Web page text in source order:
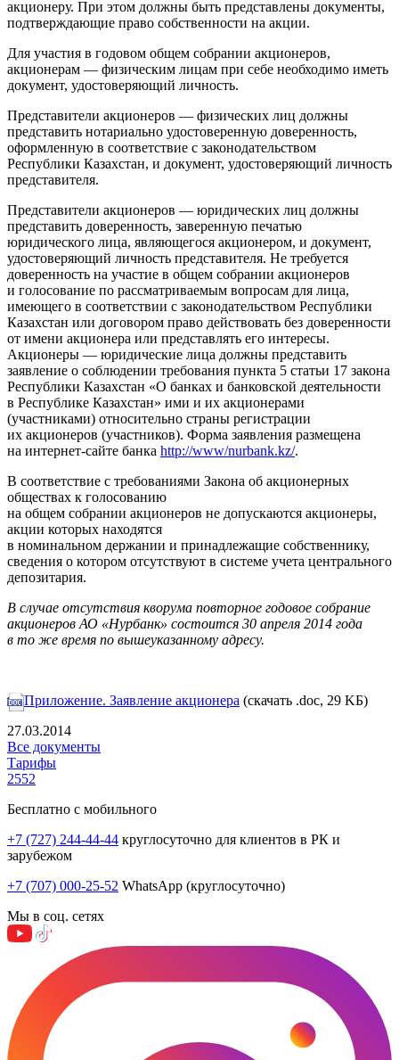
акционеру. При этом должны быть представлены документы,
подтверждающие право собственности на акции.
Для участия в годовом общем собрании акционеров,
акционерам — физическим лицам при себе необходимо иметь
документ, удостоверяющий личность.
Представители акционеров — физических лиц должны
представить нотариально удостоверенную доверенность,
оформленную в соответствие с законодательством
Республики Казахстан, и документ, удостоверяющий личность
представителя.
Представители акционеров — юридических лиц должны
представить доверенность, заверенную печатью
юридического лица, являющегося акционером, и документ,
удостоверяющий личность представителя. Не требуется
доверенность на участие в общем собрании акционеров
и голосование по рассматриваемым вопросам для лица,
имеющего в соответствии с законодательством Республики
Казахстан или договором право действовать без доверенности
от имени акционера или представлять его интересы.
Акционеры — юридические лица должны представить
заявление о соблюдении требования пункта 5 статьи 17 закона
Республики Казахстан «О банках и банковской деятельности
в Республике Казахстан» ими и их акционерами
(участниками) относительно страны регистрации
их акционеров (участников). Форма заявления размещена
на интернет-сайте банка http://www/nurbank.kz/.
В соответствие с требованиями Закона об акционерных
обществах к голосованию
на общем собрании акционеров не допускаются акционеры,
акции которых находятся
в номинальном держании и принадлежащие собственнику,
сведения о котором отсутствуют в системе учета центрального
депозитария.
В случае отсутствия кворума повторное годовое собрание
акционеров АО «Нурбанк» состоится 30 апреля 2014 года
в то же время по вышеуказанному адресу.
Приложение. Заявление акционера (скачать .doc, 29 KБ)
27.03.2014
Все документы
Тарифы
2552
Бесплатно с мобильного
+7 (727) 244-44-44 круглосуточно для клиентов в РК и
зарубежом
+7 (707) 000-25-52 WhatsApp (круглосуточно)
Мы в соц. сетях